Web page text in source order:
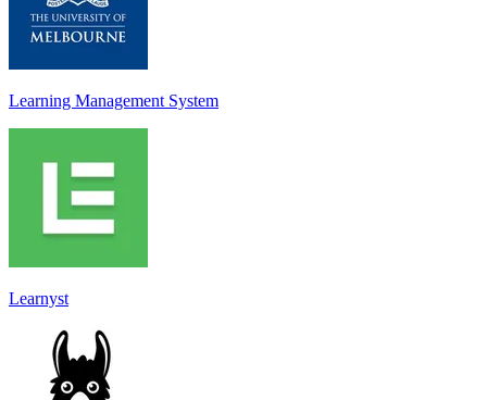
Learning Management System
Learnyst